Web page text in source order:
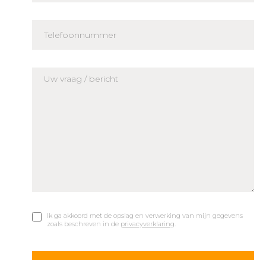
Ik ga akkoord met de opslag en verwerking van mijn gegevens
zoals beschreven in de privacyverklaring.